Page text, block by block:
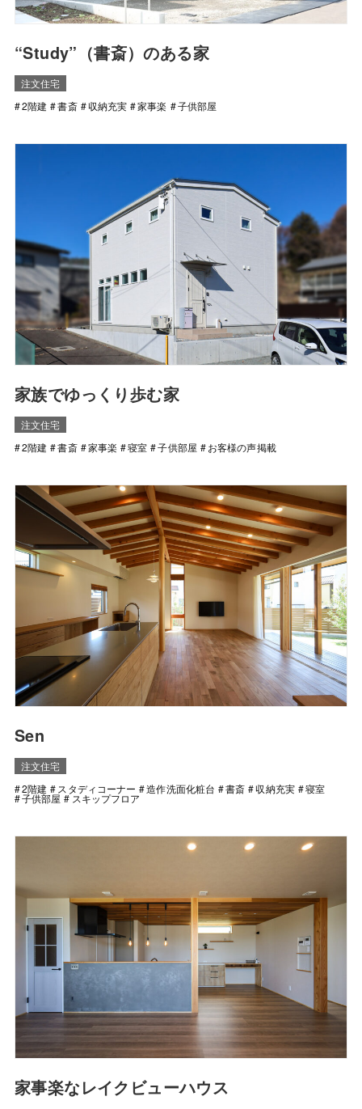
“Study”（書斎）のある家
注文住宅
2階建
書斎 収納充実 家事楽 子供部屋
家族でゆっくり歩む家
注文住宅
2階建
書斎 家事楽 寝室 子供部屋 お客様の声掲載
Sen
注文住宅
2階建
スタディコーナー 造作洗面化粧台 書斎 収納充実 寝室
子供部屋 スキップフロア
家事楽なレイクビューハウス